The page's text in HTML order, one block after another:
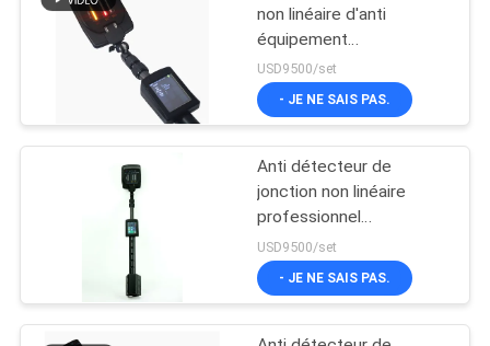
DEMANDEZ
CITATION
PRIVACY
Détecteur de la vie
64
non linéaire d'anti
équipement
professionnel de
terrorisme avec 3 heures
de temps de charge
USD9500/set
- JE NE SAIS PAS.
Anti détecteur de
jonction non linéaire
professionnel
d'équipement de
terrorisme Fjt-c-s6
USD9500/set
- JE NE SAIS PAS.